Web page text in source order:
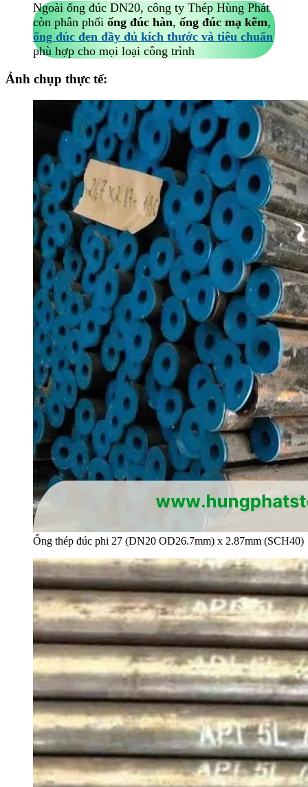
Ngoài ống đúc DN20, công ty Thép Hùng Phát
còn phân phối ống đúc hàn, ống đúc mạ kẽm,
ống đúc đen đầy đủ kích thước và tiêu chuẩn
phù hợp cho mọi loại công trình
Ảnh chụp thực tế:
Ống thép đúc phi 27 (DN20 OD26.7mm) x 2.87mm (SCH40)